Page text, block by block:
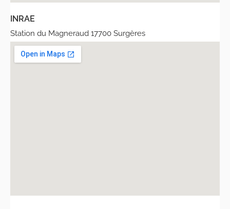
INRAE
Station du Magneraud 17700 Surgères